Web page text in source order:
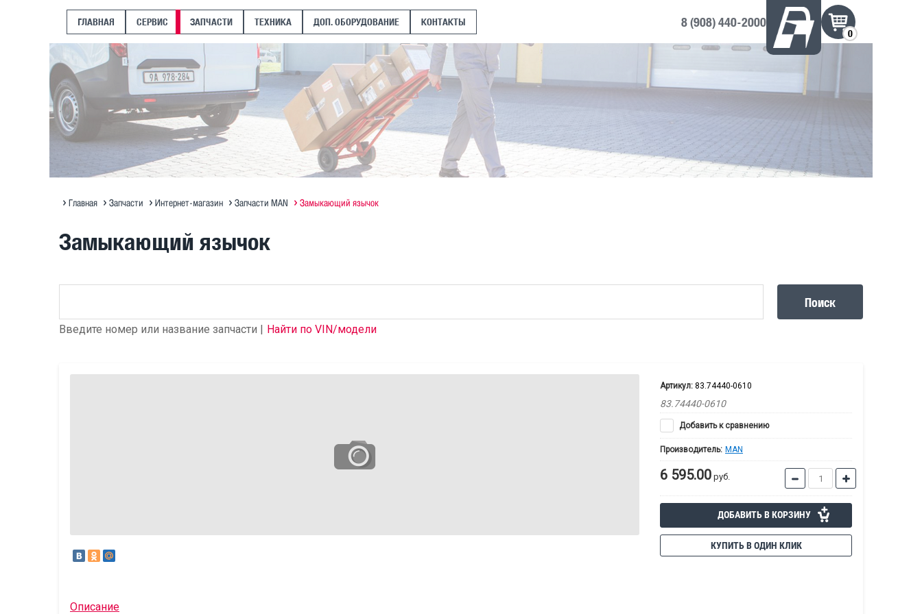
ГЛАВНАЯ СЕРВИС ЗАПЧАСТИ ТЕХНИКА ДОП. ОБОРУДОВАНИЕ КОНТАКТЫ 8 (908) 440-2000
0
Главная Запчасти Интернет-магазин Запчасти MAN Замыкающий язычок
Замыкающий язычок
Поиск
Введите номер или название запчасти | Найти по VIN/модели
Артикул: 83.74440-0610
83.74440-0610
Добавить к сравнению
Производитель: MAN
6 595.00 руб.
ДОБАВИТЬ В КОРЗИНУ
КУПИТЬ В ОДИН КЛИК
Описание